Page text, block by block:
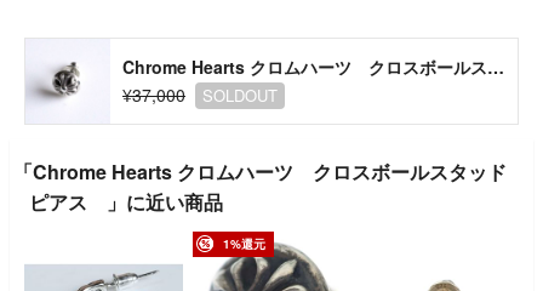
Chrome Hearts クロムハーツ クロスボールスタッドピアス
¥37,000
SOLDOUT
「Chrome Hearts クロムハーツ クロスボールスタッド
ピアス 」に近い商品
1%還元